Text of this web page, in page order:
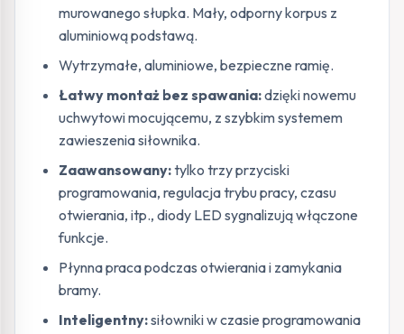
murowanego słupka. Mały, odporny korpus z
aluminiową podstawą.
Wytrzymałe, aluminiowe, bezpieczne ramię.
Łatwy montaż bez spawania:dzięki nowemu
uchwytowi mocującemu, z szybkim systemem
zawieszenia siłownika.
Zaawansowany:tylko trzy przyciski
programowania, regulacja trybu pracy, czasu
otwierania, itp., diody LED sygnalizują włączone
funkcje.
Płynna praca podczas otwierania i zamykania
bramy.
Inteligentny:siłowniki w czasie programowania